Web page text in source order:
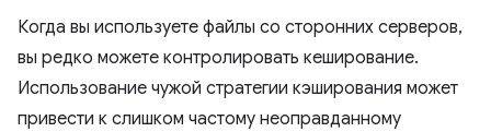
Когда вы используете файлы со сторонних серверов,
вы редко можете контролировать кеширование.
Использование чужой стратегии кэширования может
привести к слишком частому неоправданному